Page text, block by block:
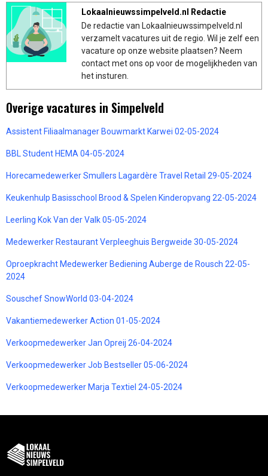
Lokaalnieuwssimpelveld.nl Redactie
De redactie van Lokaalnieuwssimpelveld.nl
verzamelt vacatures uit de regio. Wil je zelf een
vacature op onze website plaatsen? Neem
contact met ons op voor de mogelijkheden van
het insturen.
Overige vacatures in Simpelveld
Assistent Filiaalmanager Bouwmarkt Karwei 02-05-2024
BBL Student HEMA 04-05-2024
Horecamedewerker Smullers Lagardère Travel Retail 29-05-2024
Keukenhulp Basisschool Brood & Spelen Kinderopvang 22-05-2024
Leerling Kok Van der Valk 05-05-2024
Medewerker Restaurant Verpleeghuis Bergweide 30-05-2024
Oproepkracht Medewerker Bediening Auberge de Rousch 22-05-
2024
Souschef SnowWorld 03-04-2024
Vakantiemedewerker Action 01-05-2024
Verkoopmedewerker Jan Opreij 26-04-2024
Verkoopmedewerker Job Bestseller 05-06-2024
Verkoopmedewerker Marja Textiel 24-05-2024